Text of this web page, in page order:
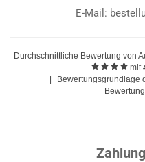
E-Mail:
Durchschnittliche Bewertung von
mit
Bewertungsgrundlage